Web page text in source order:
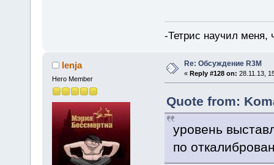
-Тетрис научил меня,
lenja
Hero Member
Re: Обсуждение R3M
« Reply #128 on: 28.11.13,
Quote from:
уровень
по